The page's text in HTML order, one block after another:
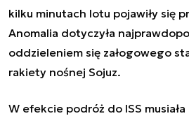
kilku minutach lotu pojawiły się
Anomalia dotyczyła
oddzieleniem się załogowego
rakiety nośnej Sojuz.
W efekcie podróż do ISS